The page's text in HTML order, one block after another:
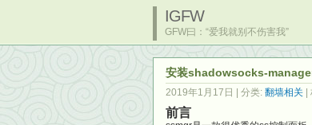
IGFW
GFW曰：“爱我就别不伤害我”
安装shadowsocks-
2019年1月17日 | 分类: 翻墙相关
前言